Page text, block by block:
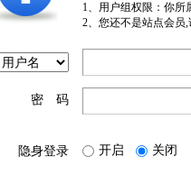
1、用户组权限：你所
2、您还不是站点会员
密 码
隐身登录 开启 关闭